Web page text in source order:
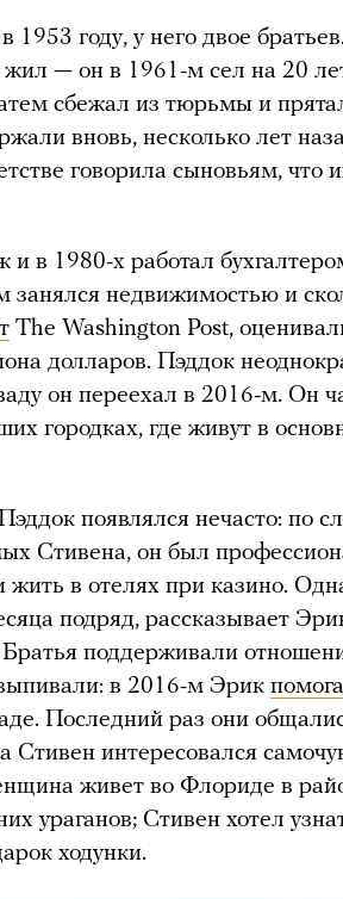
1953 году, у него двое
— он в 1961-м сел на 20
сбежал из тюрьмы и
вновь, несколько лет
говорила сыновьям, что
и в 1980-х работал
занялся недвижимостью и
The Washington Post,
долларов. Пэддок
он переехал в 2016-м. Он
городках, где живут в
появлялся нечасто: по
Стивена, он был
жить в отелях при казино.
подряд, рассказывает
поддерживали
в 2016-м Эрик
Последний раз они
Стивен интересовался
живет во Флориде в
ураганов; Стивен хотел
ходунки.